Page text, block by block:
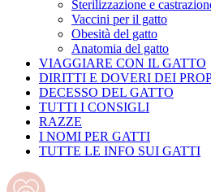
Sterilizzazione e
Vaccini per il gatto
Obesità del gatto
Anatomia del gatto
VIAGGIARE CON IL GATTO
DIRITTI E DOVERI DEI
DECESSO DEL GATTO
TUTTI I CONSIGLI
RAZZE
I NOMI PER GATTI
TUTTE LE INFO SUI GATTI